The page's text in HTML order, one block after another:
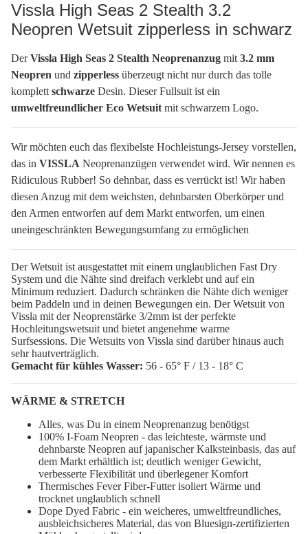
Vissla High Seas 2 Stealth 3.2
Neopren Wetsuit zipperless in schwarz
DerVissla High Seas 2 Stealth Neoprenanzug mit 3.2 mm
Neopren und zipperless überzeugt nicht nur durch das tolle
komplett schwarze Desin. Dieser Fullsuit ist ein
umweltfreundlicher Eco Wetsuit mit schwarzem Logo.
Wir möchten euch das flexibelste Hochleistungs-Jersey vorstellen,
das in VISSLA Neoprenanzügen verwendet wird. Wir nennen es
Ridiculous Rubber! So dehnbar, dass es verrückt ist! Wir haben
diesen Anzug mit dem weichsten, dehnbarsten Oberkörper und
den Armen entworfen auf dem Markt entworfen, um einen
uneingeschränkten Bewegungsumfang zu ermöglichen
Der Wetsuit ist ausgestattet mit einem unglaublichen Fast Dry
System und die Nähte sind dreifach verklebt und auf ein
Minimum reduziert. Dadurch schränken die Nähte dich weniger
beim Paddeln und in deinen Bewegungen ein. Der Wetsuit von
Vissla mit der Neoprenstärke 3/2mm ist der perfekte
Hochleitungswetsuit und bietet angenehme warme
Surfsessions. Die Wetsuits von Vissla sind darüber hinaus auch
sehr hautverträglich.
Gemacht für kühles Wasser: 56 - 65° F / 13 - 18° C
WÄRME & STRETCH
Alles, was Du in einem Neoprenanzug benötigst
100% I-Foam Neopren - das leichteste, wärmste und
dehnbarste Neopren auf japanischer Kalksteinbasis, das auf
dem Markt erhältlich ist; deutlich weniger Gewicht,
verbesserte Flexibilität und überlegener Komfort
Thermisches Fever Fiber-Futter isoliert Wärme und
trocknet unglaublich schnell
Dope Dyed Fabric - ein weicheres, umweltfreundliches,
ausbleichsicheres Material, das von Bluesign-zertifizierten